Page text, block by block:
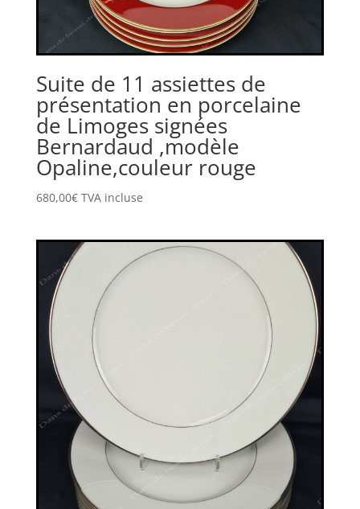
Suite de 11 assiettes de
présentation en porcelaine
de Limoges signées
Bernardaud ,modèle
Opaline,couleur rouge
680,00€ TVA incluse